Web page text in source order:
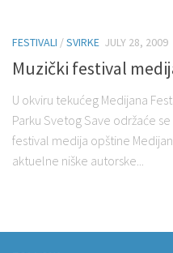
FESTIVALI /SVIRKE JULY 28, 2009
Muzički festival
U okviru tekućeg Medijana
Parku Svetog Save održaće
festival medija opštine
aktuelne niške autorske...